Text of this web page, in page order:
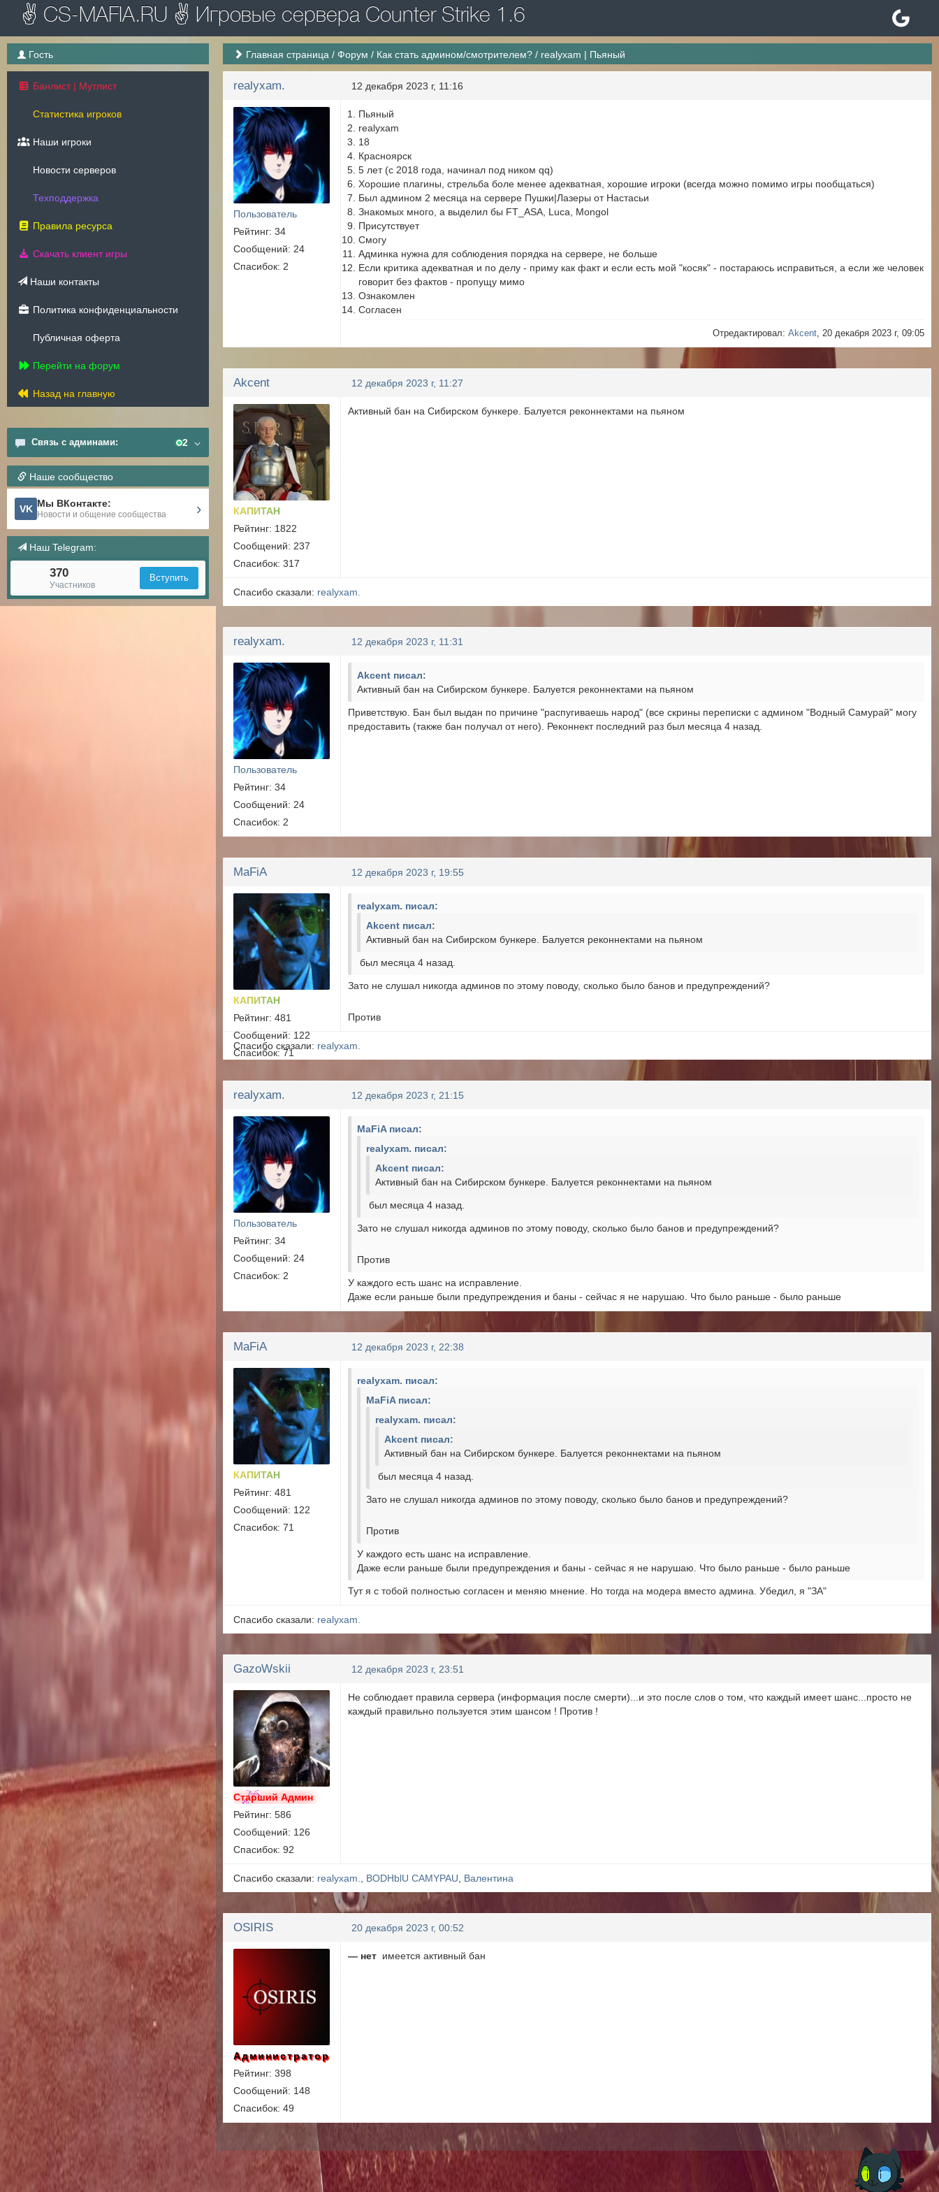
✌ CS-MAFIA.RU ✌ Игровые сервера Counter Strike 1.6
Гость
Банлист | Мутлист
Статистика игроков
Наши игроки
Новости серверов
Техподдержка
Правила ресурса
Скачать клиент игры
Наши контакты
Политика конфиденциальности
Публичная оферта
Перейти на форум
Назад на главную
Связь с админами: 2
Наше сообщество
VK Мы ВКонтакте:
Новости и общение сообщества ›
Наш Telegram:
370
Участников
Вступить
Главная страница /Форум / Как стать админом/смотрителем? / realyxam | Пьяный
realyxam. 12 декабря 2023 г, 11:16
Пользователь
Рейтинг: 34
Сообщений: 24
Спасибок: 2
Пьяный
realyxam
18
Красноярск
5 лет (с 2018 года, начинал под ником qq)
Хорошие плагины, стрельба боле менее адекватная, хорошие игроки (всегда можно помимо игры пообщаться)
Был админом 2 месяца на сервере Пушки|Лазеры от Настасьи
Знакомых много, а выделил бы FT_ASA, Luca, Mongol
Присутствует
Смогу
Админка нужна для соблюдения порядка на сервере, не больше
Если критика адекватная и по делу - приму как факт и если есть мой "косяк" - постараюсь исправиться, а если же человек
говорит без фактов - пропущу мимо
Ознакомлен
Согласен
Отредактировал:Akcent, 20 декабря 2023 г, 09:05
Akcent 12 декабря 2023 г, 11:27
КАПИТАН
Рейтинг: 1822
Сообщений: 237
Спасибок: 317
Активный бан на Сибирском бункере. Балуется реконнектами на пьяном
Спасибо сказали: realyxam.
realyxam. 12 декабря 2023 г, 11:31
Пользователь
Рейтинг: 34
Сообщений: 24
Спасибок: 2
Akcent писал:
Активный бан на Сибирском бункере. Балуется реконнектами на пьяном
Приветствую. Бан был выдан по причине "распугиваешь народ" (все скрины переписки с админом "Водный Самурай" могу
предоставить (также бан получал от него). Реконнект последний раз был месяца 4 назад.
MaFiA 12 декабря 2023 г, 19:55
КАПИТАН
Рейтинг: 481
Сообщений: 122
Спасибок: 71
realyxam. писал:
Akcent писал:
Активный бан на Сибирском бункере. Балуется реконнектами на пьяном
был месяца 4 назад.
Зато не слушал никогда админов по этому поводу, сколько было банов и предупреждений?
Против
Спасибо сказали: realyxam.
realyxam. 12 декабря 2023 г, 21:15
Пользователь
Рейтинг: 34
Сообщений: 24
Спасибок: 2
MaFiA писал:
realyxam. писал:
Akcent писал:
Активный бан на Сибирском бункере. Балуется реконнектами на пьяном
был месяца 4 назад.
Зато не слушал никогда админов по этому поводу, сколько было банов и предупреждений?
Против
У каждого есть шанс на исправление.
Даже если раньше были предупреждения и баны - сейчас я не нарушаю. Что было раньше - было раньше
MaFiA 12 декабря 2023 г, 22:38
КАПИТАН
Рейтинг: 481
Сообщений: 122
Спасибок: 71
realyxam. писал:
MaFiA писал:
realyxam. писал:
Akcent писал:
Активный бан на Сибирском бункере. Балуется реконнектами на пьяном
был месяца 4 назад.
Зато не слушал никогда админов по этому поводу, сколько было банов и предупреждений?
Против
У каждого есть шанс на исправление.
Даже если раньше были предупреждения и баны - сейчас я не нарушаю. Что было раньше - было раньше
Тут я с тобой полностью согласен и меняю мнение. Но тогда на модера вместо админа. Убедил, я "ЗА"
Спасибо сказали: realyxam.
GazoWskii 12 декабря 2023 г, 23:51
Старший Админ
Рейтинг: 586
Сообщений: 126
Спасибок: 92
Не соблюдает правила сервера (информация после смерти)...и это после слов о том, что каждый имеет шанс...просто не
каждый правильно пользуется этим шансом ! Против !
Спасибо сказали: realyxam. BODHblU CAMYPAU Валентина
OSIRIS 20 декабря 2023 г, 00:52
Администратор
Рейтинг: 398
Сообщений: 148
Спасибок: 49
— нет имеется активный бан